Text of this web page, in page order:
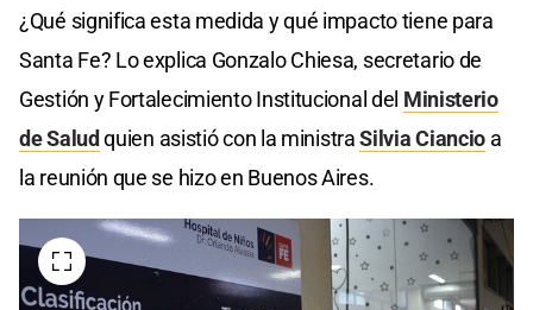
¿Qué significa esta medida y qué impacto tiene para
Santa Fe? Lo explica Gonzalo Chiesa, secretario de
Gestión y Fortalecimiento Institucional del Ministerio
de Saludquien asistió con la ministraSilvia Ciancio a
la reunión que se hizo en Buenos Aires.